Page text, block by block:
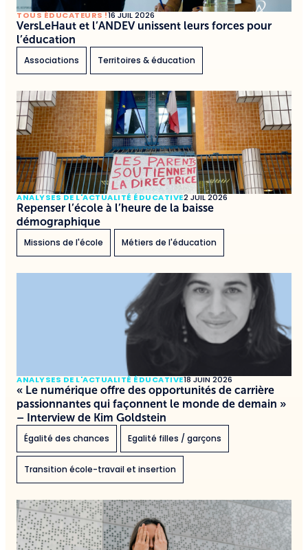
TOUS ÉDUCATEURS !16 JUIL 2026
VersLeHaut et l’ANDEV unissent leurs forces pour
l’éducation
Associations
Territoires & éducation
ANALYSES DE L'ACTUALITÉ ÉDUCATIVE2 JUIL 2026
Repenser l’école à l’heure de la baisse
démographique
Missions de l'école
Métiers de l'éducation
ANALYSES DE L'ACTUALITÉ ÉDUCATIVE18 JUIN 2026
« Le numérique offre des opportunités de carrière
passionnantes qui façonnent le monde de demain »
– Interview de Kim Goldstein
Égalité des chances
Egalité filles / garçons
Transition école-travail et insertion